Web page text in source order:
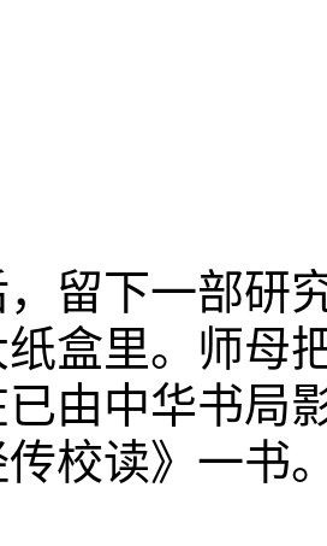
留下一部研
盒里。师母
由中华书局
校读》一书